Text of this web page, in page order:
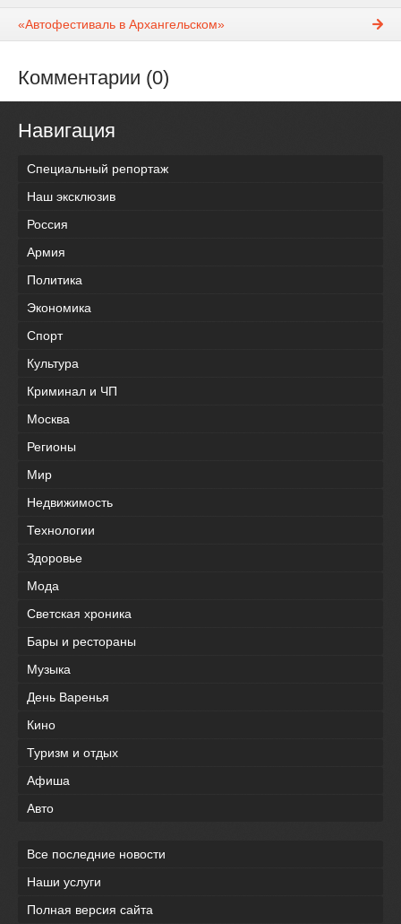
«Автофестиваль в Архангельском»
Комментарии (0)
Навигация
Специальный репортаж
Наш эксклюзив
Россия
Армия
Политика
Экономика
Спорт
Культура
Криминал и ЧП
Москва
Регионы
Мир
Недвижимость
Технологии
Здоровье
Мода
Светская хроника
Бары и рестораны
Музыка
День Варенья
Кино
Туризм и отдых
Афиша
Авто
Все последние новости
Наши услуги
Полная версия сайта